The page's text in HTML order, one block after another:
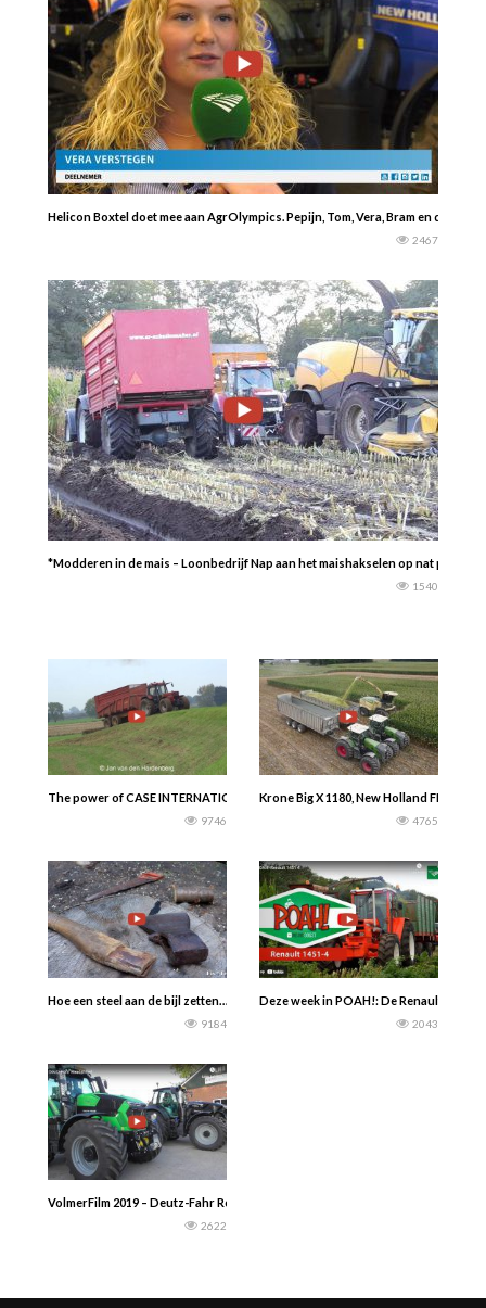
Helicon Boxtel doet mee aan AgrOlympics. Pepijn, Tom, Vera, Bram en
2467
*Modderen in de mais – Loonbedrijf Nap aan het maishakselen op nat
1540
The power of CASE INTERNATIONAL 1455 XL Sound. -Jan van den
9746
Krone Big X 1180, New Holland FR920
4765
Hoe een steel aan de bijl zetten……..
9184
Deze week in POAH!: De Renault 1451-
2043
VolmerFilm 2019 – Deutz-Fahr Roadshow bij mechanisatiebedrijf Goering in
2622